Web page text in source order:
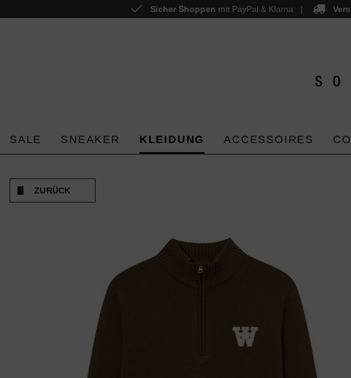
Zur Hauptnavigation springen
Sicher Shoppen mit PayPal & Klarna
SALE SNEAKER KLEIDUNG ACCESSOIRES
ZURÜCK